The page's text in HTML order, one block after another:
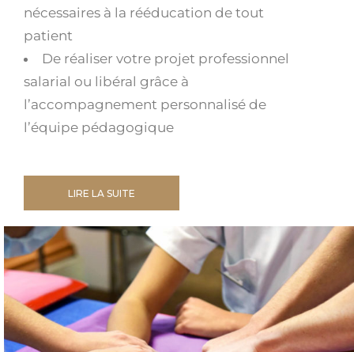
nécessaires à la rééducation de tout
patient
De réaliser votre projet professionnel
salarial ou libéral grâce à
l’accompagnement personnalisé de
l’équipe pédagogique
LIRE LA SUITE